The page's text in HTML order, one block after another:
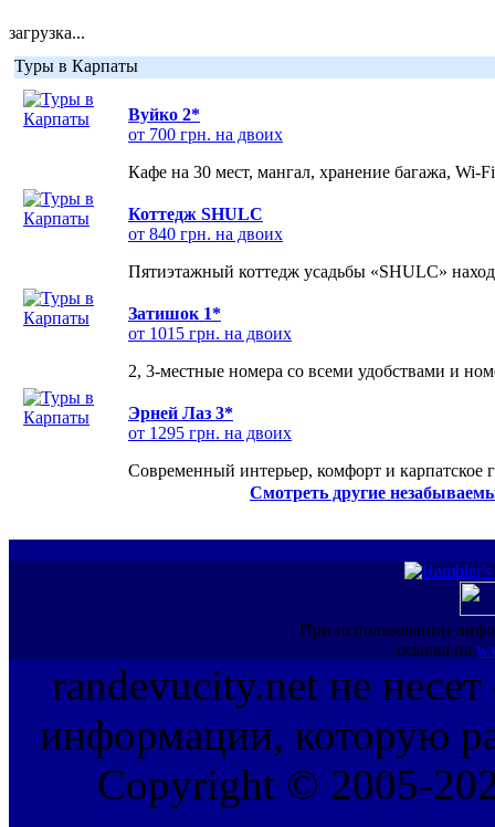
загрузка...
Туры в Карпаты
Вуйко 2*
от 700 грн. на двоих
Кафе на 30 мест, мангал, хранение багажа, Wi-
Коттедж SHULC
от 840 грн. на двоих
Пятиэтажный коттедж усадьбы «SHULC»
Затишок 1*
от 1015 грн. на двоих
2, 3-местные номера со всеми удобствами и
Эрней Лаз 3*
от 1295 грн. на двоих
Современный интерьер, комфорт и карпатское
Смотреть другие
При использовании
ссылка на
randevucity.net не несет
информации, которую
Copyright © 2005-